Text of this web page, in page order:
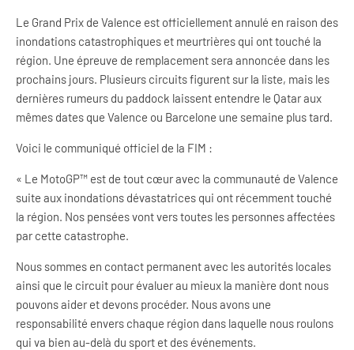
Le Grand Prix de Valence est officiellement annulé en raison des
inondations catastrophiques et meurtrières qui ont touché la
région. Une épreuve de remplacement sera annoncée dans les
prochains jours. Plusieurs circuits figurent sur la liste, mais les
dernières rumeurs du paddock laissent entendre le Qatar aux
mêmes dates que Valence ou Barcelone une semaine plus tard.
Voici le communiqué officiel de la FIM :
« Le MotoGP™ est de tout cœur avec la communauté de Valence
suite aux inondations dévastatrices qui ont récemment touché
la région. Nos pensées vont vers toutes les personnes affectées
par cette catastrophe.
Nous sommes en contact permanent avec les autorités locales
ainsi que le circuit pour évaluer au mieux la manière dont nous
pouvons aider et devons procéder. Nous avons une
responsabilité envers chaque région dans laquelle nous roulons
qui va bien au-delà du sport et des événements.